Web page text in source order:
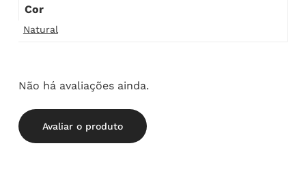
Cor
Natural
Não há avaliações ainda.
Avaliar o produto